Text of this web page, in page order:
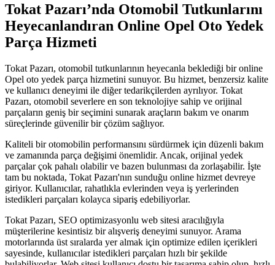
Tokat Pazarı’nda Otomobil Tutkunlarını
Heyecanlandıran Online Opel Oto Yedek
Parça Hizmeti
Tokat Pazarı, otomobil tutkunlarının heyecanla beklediği bir online
Opel oto yedek parça hizmetini sunuyor. Bu hizmet, benzersiz kalite
ve kullanıcı deneyimi ile diğer tedarikçilerden ayrılıyor. Tokat
Pazarı, otomobil severlere en son teknolojiye sahip ve orijinal
parçaların geniş bir seçimini sunarak araçların bakım ve onarım
süreçlerinde güvenilir bir çözüm sağlıyor.
Kaliteli bir otomobilin performansını sürdürmek için düzenli bakım
ve zamanında parça değişimi önemlidir. Ancak, orijinal yedek
parçalar çok pahalı olabilir ve bazen bulunması da zorlaşabilir. İşte
tam bu noktada, Tokat Pazarı'nın sunduğu online hizmet devreye
giriyor. Kullanıcılar, rahatlıkla evlerinden veya iş yerlerinden
istedikleri parçaları kolayca sipariş edebiliyorlar.
Tokat Pazarı, SEO optimizasyonlu web sitesi aracılığıyla
müşterilerine kesintisiz bir alışveriş deneyimi sunuyor. Arama
motorlarında üst sıralarda yer almak için optimize edilen içerikleri
sayesinde, kullanıcılar istedikleri parçaları hızlı bir şekilde